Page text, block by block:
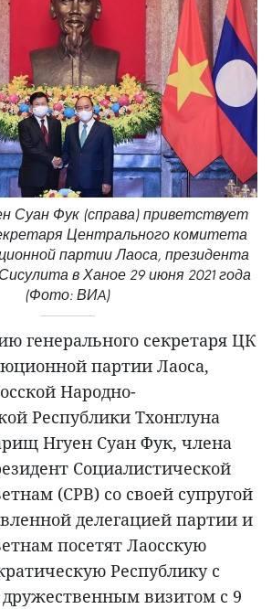
Суан Фук (справа) приветствует
Центрального комитета
партии Лаоса, президента
в Ханое 29 июня 2021 года
(Фото: ВИA)
генерального секретаря ЦК
партии Лаоса,
Народно-
Республики Тхонглуна
Нгуен Суан Фук, члена
Социалистической
(CРВ) со своей супругой
делегацией партии и
посетят Лаосскую
Республику с
визитом с 9